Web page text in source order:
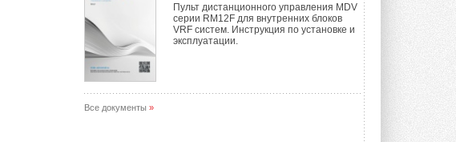
Пульт дистанционного управления MDV
серии RM12F для внутренних блоков
VRF систем. Инструкция по установке и
эксплуатации.
Все документы »